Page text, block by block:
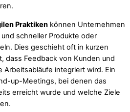
Praktiken können Unternehmen
schneller Produkte oder
Dies geschieht oft in kurzen
dass Feedback von Kunden und
Arbeitsabläufe integriert wird. Ein
up-Meetings, bei denen das
erreicht wurde und welche Ziele